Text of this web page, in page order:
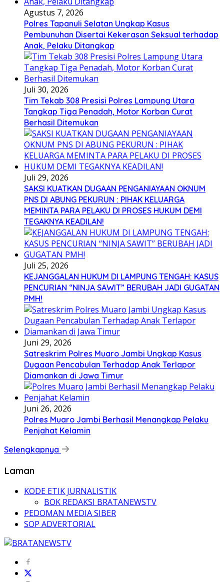
Agustus 7, 2026
Polres Tapanuli Selatan Ungkap Kasus
Pembunuhan Disertai Kekerasan Seksual terhadap
Anak, Pelaku Ditangkap
Juli 30, 2026
Tim Tekab 308 Presisi Polres Lampung Utara
Tangkap Tiga Penadah, Motor Korban Curat
Berhasil Ditemukan
Juli 29, 2026
SAKSI KUATKAN DUGAAN PENGANIAYAAN OKNUM
PNS DI ABUNG PEKURUN : PIHAK KELUARGA
MEMINTA PARA PELAKU DI PROSES HUKUM DEMI
TEGAKNYA KEADILAN!
Juli 25, 2026
KEJANGGALAN HUKUM DI LAMPUNG TENGAH: KASUS
PENCURIAN “NINJA SAWIT” BERUBAH JADI GUGATAN
PMH!
Juni 29, 2026
Satreskrim Polres Muaro Jambi Ungkap Kasus
Dugaan Pencabulan Terhadap Anak Terlapor
Diamankan di Jawa Timur
Juni 26, 2026
Polres Muaro Jambi Berhasil Menangkap Pelaku
Penjahat Kelamin
Selengkapnya
Laman
KODE ETIK JURNALISTIK
BOK REDAKSI BRATANEWSTV
PEDOMAN MEDIA SIBER
SOP ADVERTORIAL